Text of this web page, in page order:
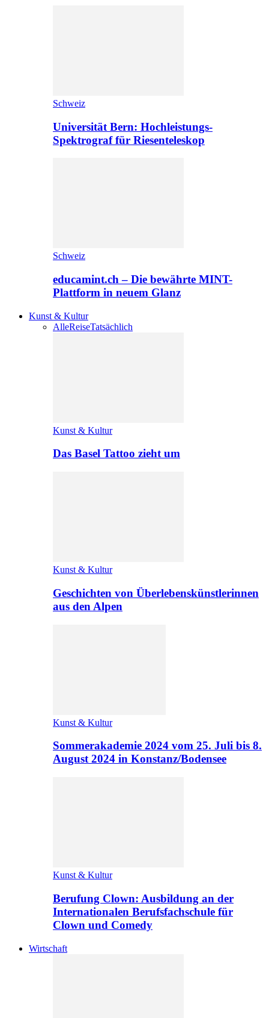
Schweiz
Universität Bern: Hochleistungs-
Spektrograf für Riesenteleskop
Schweiz
educamint.ch – Die bewährte MINT-
Plattform in neuem Glanz
Kunst & Kultur
AlleReiseTatsächlich
Kunst & Kultur
Das Basel Tattoo zieht um
Kunst & Kultur
Geschichten von Überlebenskünstlerinnen
aus den Alpen
Kunst & Kultur
Sommerakademie 2024 vom 25. Juli bis 8.
August 2024 in Konstanz/Bodensee
Kunst & Kultur
Berufung Clown: Ausbildung an der
Internationalen Berufsfachschule für
Clown und Comedy
Wirtschaft